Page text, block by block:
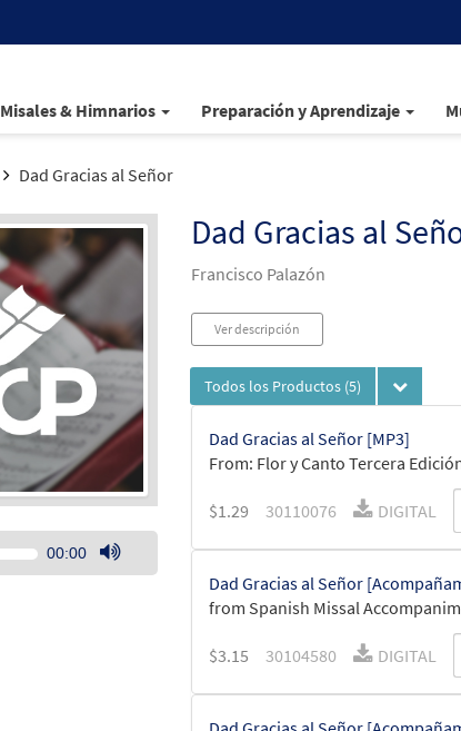
Misales & Himnarios Preparación y Aprendizaje
Dad Gracias al Señor
Dad Gracias al
Francisco Palazón
Audio
Player
00:00
Use
Ver descripción
Todos los Productos (5)
Dad Gracias al Señor [MP3]
From: Flor y Canto Tercera
$1.29 30110076 DIGITAL
Dad Gracias al Señor
from Spanish Missal
$3.15 30104580 DIGITAL